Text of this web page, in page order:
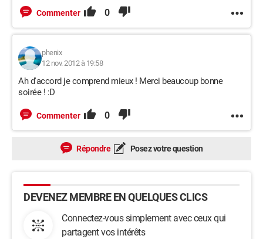
Commenter 0
phenix
12 nov. 2012 à 19:58
Ah d'accord je comprend mieux ! Merci beaucoup bonne
soirée ! :D
Commenter 0
Répondre Posez votre question
DEVENEZ MEMBRE EN QUELQUES CLICS
Connectez-vous simplement avec ceux qui
partagent vos intérêts